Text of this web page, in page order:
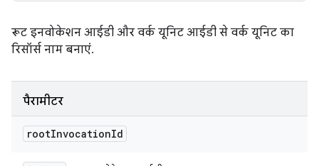
रूट इनवोकेशन आईडी और वर्क यूनिट आईडी से वर्क यूनिट का
रिसॉर्स नाम बनाएं.
पैरामीटर
rootInvocationId